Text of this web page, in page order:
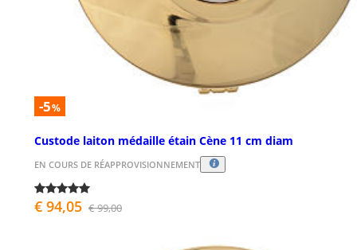
-5%
Custode laiton médaille étain Cène 11 cm diam
EN COURS DE RÉAPPROVISIONNEMENT
€ 94,05 € 99,00